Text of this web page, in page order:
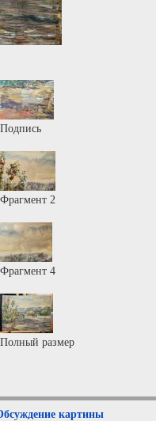
Подпись
Фрагмент 2
Фрагмент 4
Полный размер
картины